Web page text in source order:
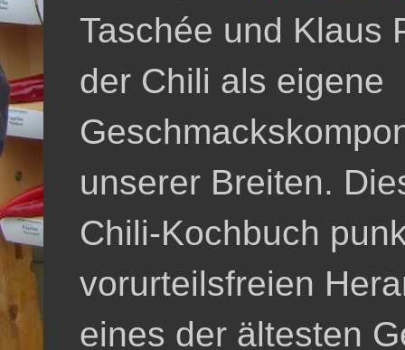
Taschée und Klaus
der Chili als eigene
unserer Breiten.
Chili-Kochbuch
vorurteilsfreien
eines der ältesten